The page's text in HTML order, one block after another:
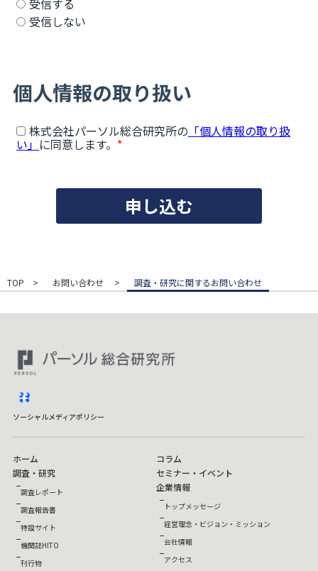
TOP お問い合わせ 調査・研究に関するお問い合わせ
ソーシャルメディアポリシー
ホーム
調査・研究
調査レポート
調査報告書
特設サイト
機関誌HITO
刊行物
コラム
セミナー・イベント
企業情報
トップメッセージ
経営理念・ビジョン・ミッション
会社情報
アクセス